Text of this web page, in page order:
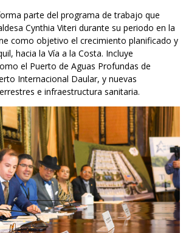
parte del programa de trabajo que
Cynthia Viteri durante su periodo en la
como objetivo el crecimiento planificado y
hacia la Vía a la Costa. Incluye
el Puerto de Aguas Profundas de
Internacional Daular, y nuevas
e infraestructura sanitaria.